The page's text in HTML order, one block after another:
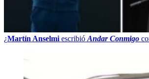
¿Martín Anselmi escribió Andar Conmigo